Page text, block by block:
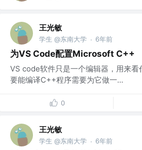
王光敏
学生 @东南大学 · 6年前
为VS Code配置Microsoft C++
VS code软件只是一个编辑器，用来看
要能编译C++程序需要为它做一...
0
王光敏
学生 @东南大学 · 6年前